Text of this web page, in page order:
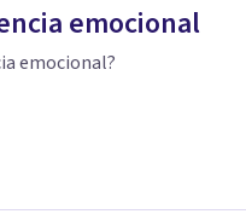
emocional
emocional?